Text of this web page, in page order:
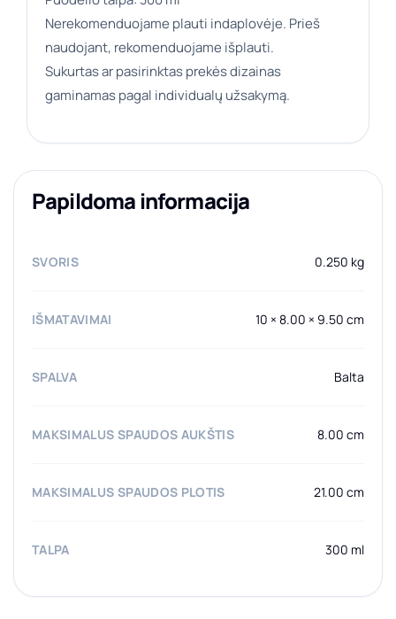
Nerekomenduojame plauti indaplovėje. Prieš
naudojant, rekomenduojame išplauti.
Sukurtas ar pasirinktas prekės dizainas
gaminamas pagal individualų užsakymą.
Papildoma informacija
SVORIS 0.250 kg
IŠMATAVIMAI 10 × 8.00 × 9.50 cm
SPALVA Balta
MAKSIMALUS SPAUDOS AUKŠTIS 8.00 cm
MAKSIMALUS SPAUDOS PLOTIS 21.00 cm
TALPA 300 ml